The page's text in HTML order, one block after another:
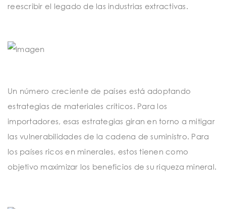
reescribir el legado de las industrias extractivas.
Un número creciente de países está adoptando
estrategias de materiales críticos. Para los
importadores, esas estrategias giran en torno a mitigar
las vulnerabilidades de la cadena de suministro. Para
los países ricos en minerales, estos tienen como
objetivo maximizar los beneficios de su riqueza mineral.